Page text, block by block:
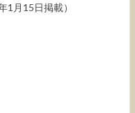
1月15日掲載）